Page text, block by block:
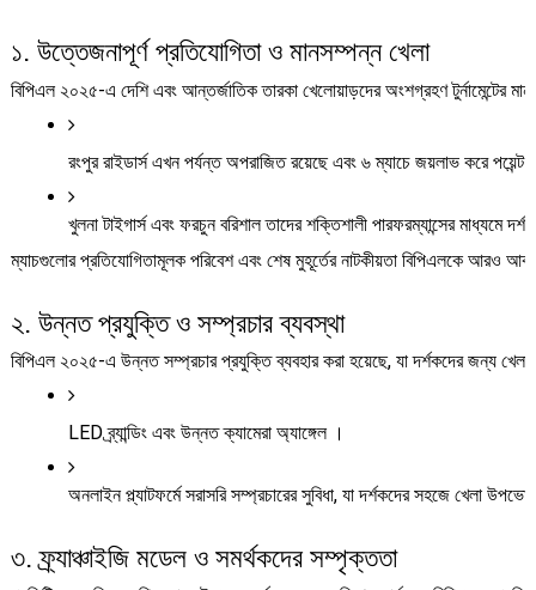
১. উত্তেজনাপূর্ণ প্রতিযোগিতা ও মানসম্পন্ন খেলা
বিপিএল ২০২৫-এ দেশি এবং আন্তর্জাতিক তারকা খেলোয়াড়দের অংশগ্রহণ টুর্নামেন্টের
রংপুর রাইডার্স এখন পর্যন্ত অপরাজিত রয়েছে এবং ৬ ম্যাচে জয়লাভ করে পয়েন্ট
খুলনা টাইগার্স এবং ফরচুন বরিশাল তাদের শক্তিশালী পারফরম্যান্সের মাধ্যমে
ম্যাচগুলোর প্রতিযোগিতামূলক পরিবেশ এবং শেষ মুহূর্তের নাটকীয়তা বিপিএলকে আরও
২. উন্নত প্রযুক্তি ও সম্প্রচার ব্যবস্থা
বিপিএল ২০২৫-এ উন্নত সম্প্রচার প্রযুক্তি ব্যবহার করা হয়েছে, যা দর্শকদের জন্য
LED ব্র্যান্ডিং এবং উন্নত ক্যামেরা অ্যাঙ্গেল ।
অনলাইন প্ল্যাটফর্মে সরাসরি সম্প্রচারের সুবিধা, যা দর্শকদের সহজে খেলা
৩. ফ্র্যাঞ্চাইজি মডেল ও সমর্থকদের সম্পৃক্ততা